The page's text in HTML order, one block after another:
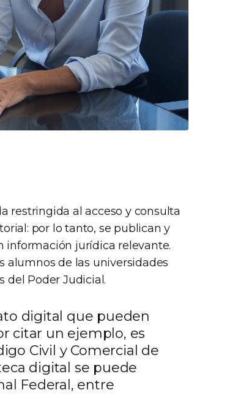
restringida al acceso y consulta
por lo tanto, se publican y
información jurídica relevante.
alumnos de las universidades
del Poder Judicial.
digital que pueden
citar un ejemplo, es
Civil y Comercial de
digital se puede
Federal, entre